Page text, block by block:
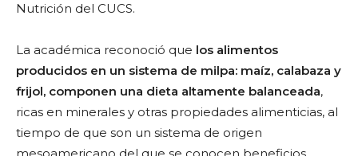
Nutrición del CUCS.
La académica reconoció que los alimentos
producidos en un sistema de milpa: maíz, calabaza y
frijol, componen una dieta altamente balanceada,
ricas en minerales y otras propiedades alimenticias, al
tiempo de que son un sistema de origen